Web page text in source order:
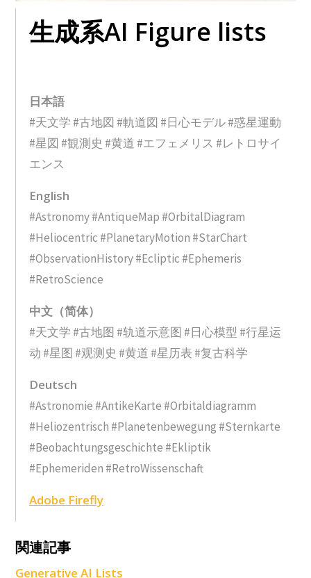
生成系AI Figure lists
日本語
#天文学 #古地図 #軌道図 #日心モデル #惑星運動
#星図 #観測史 #黄道 #エフェメリス #レトロサイ
エンス
English
#Astronomy #AntiqueMap #OrbitalDiagram
#Heliocentric #PlanetaryMotion #StarChart
#ObservationHistory #Ecliptic #Ephemeris
#RetroScience
中文（简体）
#天文学 #古地图 #轨道示意图 #日心模型 #行星运
动 #星图 #观测史 #黄道 #星历表 #复古科学
Deutsch
#Astronomie #AntikeKarte #Orbitaldiagramm
#Heliozentrisch #Planetenbewegung #Sternkarte
#Beobachtungsgeschichte #Ekliptik
#Ephemeriden #RetroWissenschaft
Adobe Firefly
関連記事
Generative AI Lists